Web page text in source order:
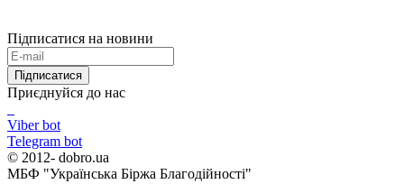
Підписатися на новини
Підписатися
Приєднуйся до нас
Viber bot
Telegram bot
© 2012- dobro.ua
МБФ "Українська Біржа Благодійності"